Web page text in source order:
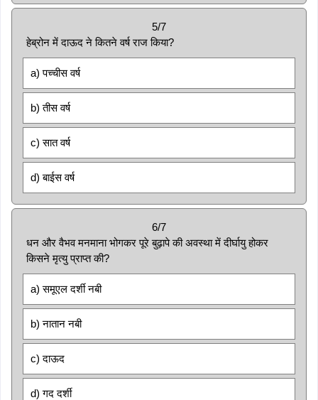
5/7
हेब्रोन में दाऊद ने कितने वर्ष राज किया?
a) पच्चीस वर्ष
b) तीस वर्ष
c) सात वर्ष
d) बाईस वर्ष
6/7
धन और वैभव मनमाना भोगकर पूरे बुढ़ापे की अवस्था में दीर्घायु होकर
किसने मृत्यु प्राप्त की?
a) समूएल दर्शी नबी
b) नातान नबी
c) दाऊद
d) गद दर्शी